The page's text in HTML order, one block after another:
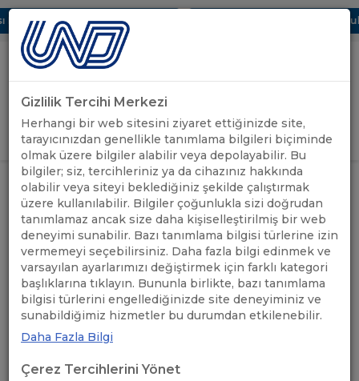
Dijital UBAK Bölümü Hakkında UND, Yunanistan Vize
Uluslararası Nakliyeciler Derneği
GİRİŞ YAP
ANASAYFA /
ÖNEMLİ
DUYURULAR
/
FRANSA KORONA VİRÜS
ÖNLEMLERİ İLE ALAKALI
HATIRLATMA
FRANSA KORONA VİRÜS
ÖNLEMLERİ İLE ALAKALI
HATIRLATMA
Gizlilik Tercihi Merkezi
Herhangi bir web sitesini ziyaret ettiğinizde site,
tarayıcınızdan genellikle tanımlama bilgileri biçiminde
olmak üzere bilgiler alabilir veya depolayabilir. Bu
bilgiler; siz, tercihleriniz ya da cihazınız hakkında
olabilir veya siteyi beklediğiniz şekilde çalıştırmak
üzere kullanılabilir. Bilgiler çoğunlukla sizi doğrudan
tanımlamaz ancak size daha kişiselleştirilmiş bir web
deneyimi sunabilir. Bazı tanımlama bilgisi türlerine izin
vermemeyi seçebilirsiniz. Daha fazla bilgi edinmek ve
varsayılan ayarlarımızı değiştirmek için farklı kategori
başlıklarına tıklayın. Bununla birlikte, bazı tanımlama
bilgisi türlerini engellediğinizde site deneyiminiz ve
sunabildiğimiz hizmetler bu durumdan etkilenebilir.
Daha Fazla Bilgi
Çerez Tercihlerini Yönet